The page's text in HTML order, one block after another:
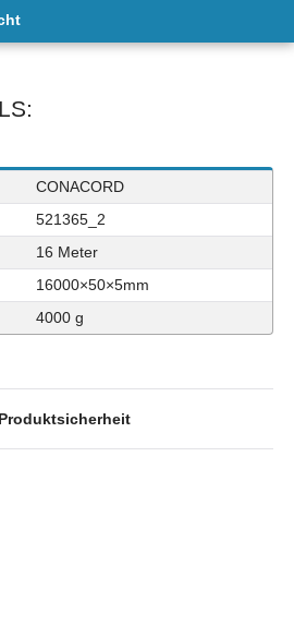
CONACORD
521365_2
16 Meter
16000×50×5mm
4000 g